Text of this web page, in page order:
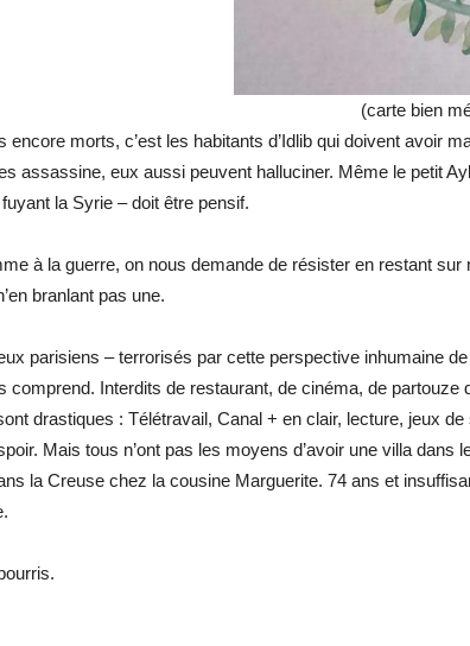
(carte bien
encore morts, c’est les habitants d’Idlib qui doivent avoir
assassine, eux aussi peuvent halluciner. Même le petit
la Syrie – doit être pensif.
à la guerre, on nous demande de résister en restant
branlant pas une.
parisiens – terrorisés par cette perspective inhumaine
comprend. Interdits de restaurant, de cinéma, de
drastiques : Télétravail, Canal + en clair, lecture, jeux
Mais tous n’ont pas les moyens d’avoir une villa
la Creuse chez la cousine Marguerite. 74 ans et